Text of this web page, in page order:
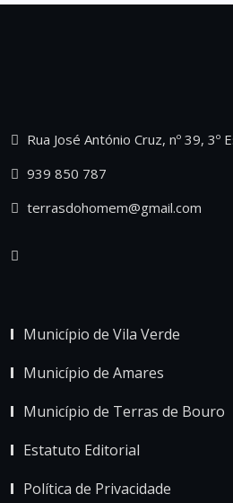
Rua José António Cruz, nº 39,
939 850 787
terrasdohomem@gmail.com
Município de Vila Verde
Município de Amares
Município de Terras de Bouro
Estatuto Editorial
Política de Privacidade